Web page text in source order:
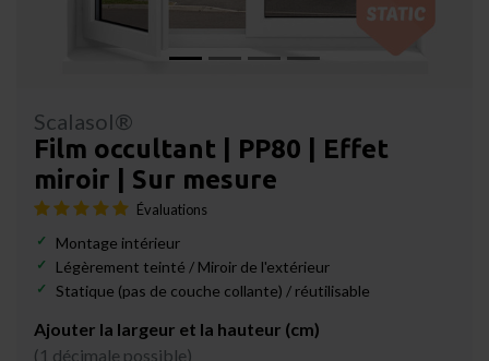
Scalasol®
Film occultant | PP80 | Effet
miroir | Sur mesure
Évaluations
Montage intérieur
Légèrement teinté / Miroir de l'extérieur
Statique (pas de couche collante) / réutilisable
Ajouter la largeur et la hauteur (cm)
(1 décimale possible)